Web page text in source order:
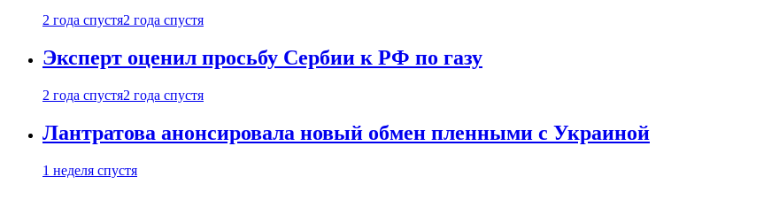
2 года спустя2 года спустя
Эксперт оценил просьбу Сербии к РФ по газу
2 года спустя2 года спустя
Лантратова анонсировала новый обмен пленными с Украиной
1 неделя спустя